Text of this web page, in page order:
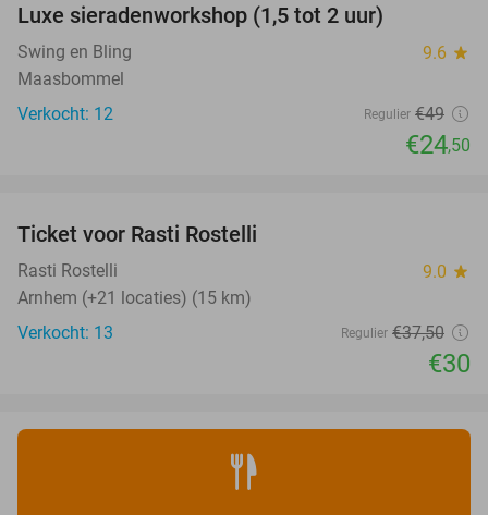
TODAY
Luxe sieradenworkshop (1,5 tot 2 uur)
Swing en Bling 9.6 star
Maasbommel
Verkocht: 12
Regulier €49
€24,50
TODAY
Ticket voor Rasti Rostelli
Rasti Rostelli 9.0 star
Arnhem (+21 locaties) (15 km)
Verkocht: 13
Regulier €37,50
€30